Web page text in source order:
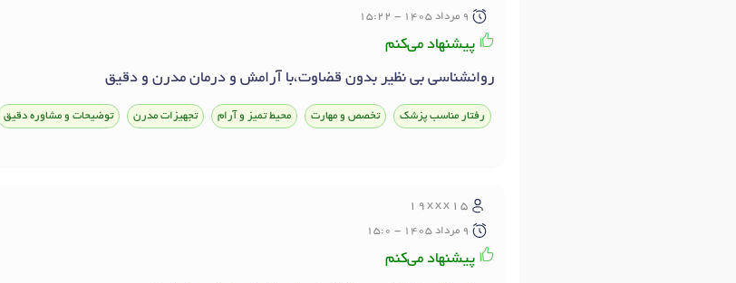
9 مرداد 1405 - 15:22
پیشنهاد می‌کنم
روانشناسی بی نظیر بدون قضاوت،با آرامش و درمان مدرن و دقیق
رفتار مناسب پزشک تخصص و مهارت محیط تمیز و آرام تجهیزات مدرن توضیحات و مشاوره دقیق
19xxx15
9 مرداد 1405 - 15:0
پیشنهاد می‌کنم